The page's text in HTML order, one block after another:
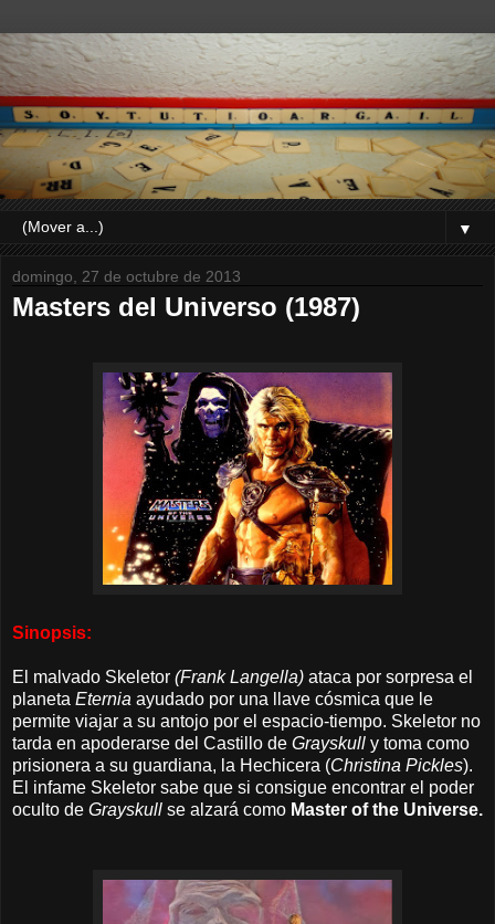
▼
domingo, 27 de octubre de 2013
Masters del Universo (1987)
Sinopsis:
El malvado Skeletor (Frank Langella) ataca por sorpresa el
planeta Eternia ayudado por una llave cósmica que le
permite viajar a su antojo por el espacio-tiempo. Skeletor no
tarda en apoderarse del Castillo de Grayskull y toma como
prisionera a su guardiana, la Hechicera (Christina Pickles).
El infame Skeletor sabe que si consigue encontrar el poder
oculto de Grayskull se alzará como Master of the Universe.